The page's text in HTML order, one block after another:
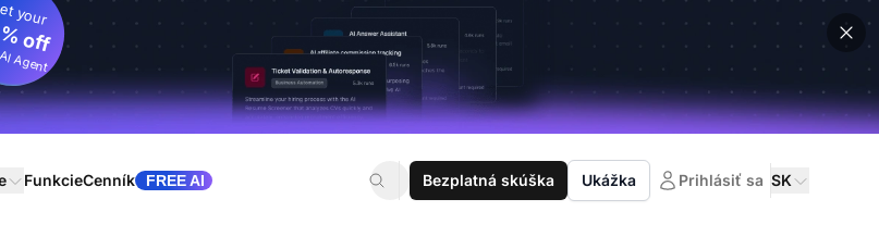
your
off
Agent
FunkcieCenník FREE AI Bezplatná skúška Ukážka Prihlásiť sa SK